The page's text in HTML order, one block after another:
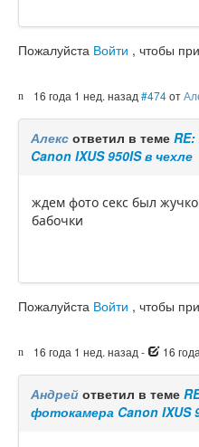
Пожалуйста Войти , чтобы
16 года 1 нед. назад #474от
Алекс ответил в теме
Canon IXUS 950IS в чехле
ждем фото секс был
бабочки
Пожалуйста Войти , чтобы
16 года 1 нед. назад - 16
Андрей ответил в теме
фотокамера Canon IXUS